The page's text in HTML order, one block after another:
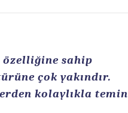
sahip
çok yakındır.
kolaylıkla temin